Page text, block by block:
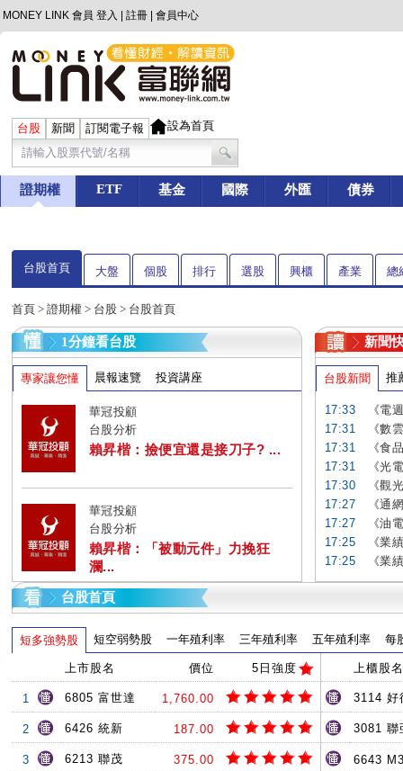
MONEY LINK 會員 登入 註冊 會員中心
台股 新聞 訂閱電子報 設為首頁
證期權 ETF 基金 國際 外匯 債券
台股首頁 大盤 個股 排行 選股 興櫃 產業 總
首頁 > 證期權 > 台股 > 台股首頁
1分鐘看台股
專家讓您懂 晨報速覽 投資講座
華冠投顧
台股分析
賴昇楷：撿便宜還是接刀子? ...
華冠投顧
台股分析
賴昇楷：「被動元件」力挽狂
瀾...
新聞
台股新聞 推
17:33
《電
17:31
《數
17:31
《食
17:31
《光
17:30
《觀
17:27
《通
17:27
《油
17:25
《業
17:25
《業
台股首頁
短多強勢股 短空弱勢股 一年殖利率 三年殖利率 五年殖利率 每
上市股名 價位 5日強度
1 6805 富世達 1,760.00
2 6426 統新 187.00
3 6213 聯茂 375.00
上櫃股名
3114 好
3081 聯
6643